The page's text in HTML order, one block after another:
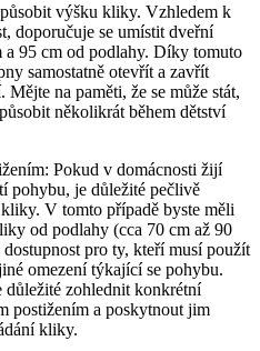
výšku kliky. Vzhledem k
doporučuje se ⁤umístit dveřní
95 cm ​od podlahy. ⁣Díky⁣ tomuto
samostatně otevřít a zavřít
na paměti, ‌že se může stát,
několikrát během dětství
Pokud v domácnosti⁣ žijí‍
pohybu, je důležité​ pečlivě
V tomto⁢ případě byste měli
od podlahy ‍(cca 70 cm až 90
pro ty,​ kteří musí použít​
⁤omezení týkající se ‍pohybu.
důležité ⁤zohlednit ​konkrétní
postižením a poskytnout jim
kliky.